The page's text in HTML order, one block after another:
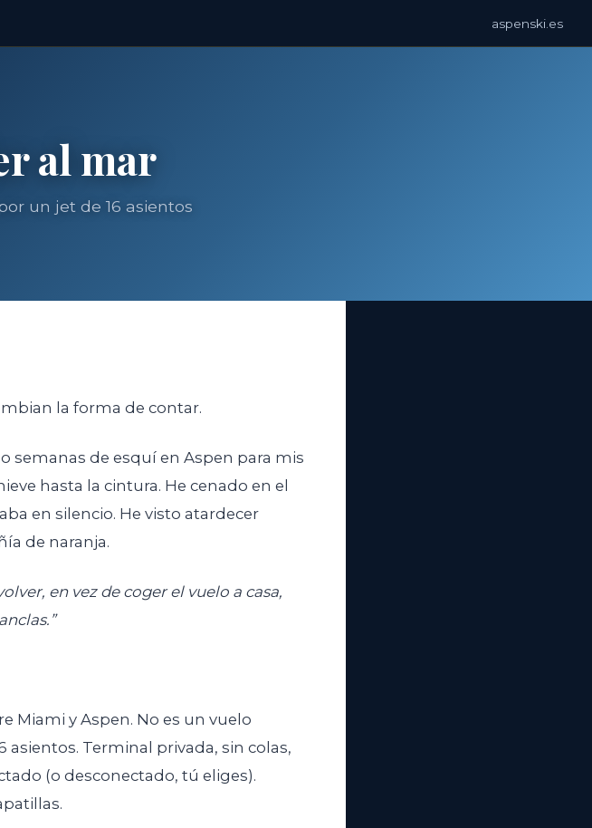
aspenski.es
al mar
un jet de 16 asientos
la forma de contar.
semanas de esquí en Aspen para mis
hasta la cintura. He cenado en el
en silencio. He visto atardecer
de naranja.
en vez de coger el vuelo a casa,
Miami y Aspen. No es un vuelo
asientos. Terminal privada, sin colas,
(o desconectado, tú eliges).